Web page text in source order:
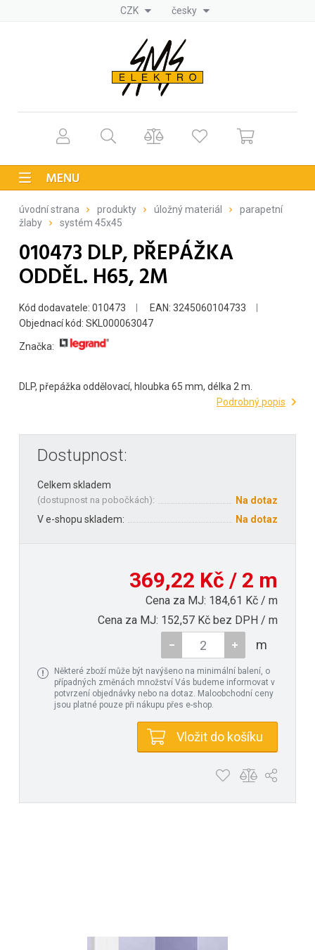
CZK česky
MENU
úvodní strana produkty úložný materiál
parapetní
žlaby
systém 45x45
010473 DLP, PŘEPÁŽKA
ODDĚL. H65, 2M
Kód dodavatele: 010473
EAN: 3245060104733
Objednací kód: SKL000063047
Značka:
DLP, přepážka oddělovací, hloubka 65 mm, délka 2 m.
Podrobný popis
Dostupnost:
Celkem skladem
(dostupnost na pobočkách):
Na dotaz
V e-shopu skladem:
Na dotaz
369,22 Kč / 2 m
Cena za MJ: 184,61 Kč / m
Cena za MJ: 152,57 Kč bez DPH / m
m
Některé zboží může být navýšeno na minimální balení, o
případných změnách množství Vás budeme informovat v
potvrzení objednávky nebo na dotaz. Maloobchodní ceny
jsou platné pouze při nákupu přes e-shop.
Vložit do košíku